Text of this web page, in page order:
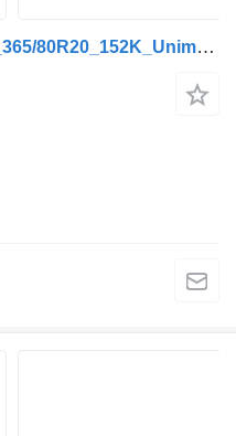
Michelin Michelin_XZL_M+S_365/80R20_152K_Unimog_LKW_MAN_NEU_DOT:2021+